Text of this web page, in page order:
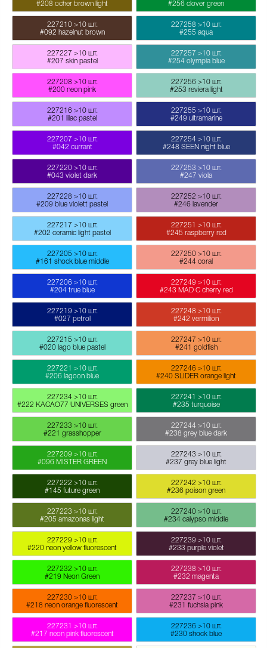
#208 ocher brown light
227210
#092 hazelnut brown
>10 шт.
227227
#207 skin pastel
>10 шт.
227208
#200 neon pink
>10 шт.
227216
#201 lilac pastel
>10 шт.
227207
#042 currant
>10 шт.
227220
#043 violet dark
>10 шт.
227228
#209 blue violett pastel
>10 шт.
227217
#202 ceramic light pastel
>10 шт.
227205
#161 shock blue middle
>10 шт.
227206
#204 true blue
>10 шт.
227219
#027 petrol
>10 шт.
227215
#020 lago blue pastel
>10 шт.
227221
#206 lagoon blue
>10 шт.
227234
#222 KACAO77 UNIVERSES green
>10 шт.
227233
#221 grasshopper
>10 шт.
227209
#096 MISTER GREEN
>10 шт.
227222
#145 future green
>10 шт.
227223
#205 amazonas light
>10 шт.
227229
#220 neon yellow fluorescent
>10 шт.
227232
#219 Neon Green
>10 шт.
227230
#218 neon orange fluorescent
>10 шт.
227231
#217 neon pink fluorescent
>10 шт.
#256 clover green
227258
#255 aqua
>10 шт.
227257
#254 olympia blue
>10 шт.
227256
#253 reviera light
>10 шт.
227255
#249 ultramarine
>10 шт.
227254
#248 SEEN night blue
>10 шт.
227253
#247 viola
>10 шт.
227252
#246 lavender
>10 шт.
227251
#245 raspberry red
>10 шт.
227250
#244 coral
>10 шт.
227249
#243 MAD C cherry red
>10 шт.
227248
#242 vermilion
>10 шт.
227247
#241 goldfish
>10 шт.
227246
#240 SLIDER orange light
>10 шт.
227241
#235 turquoise
>10 шт.
227244
#238 grey blue dark
>10 шт.
227243
#237 grey blue light
>10 шт.
227242
#236 poison green
>10 шт.
227240
#234 calypso middle
>10 шт.
227239
#233 purple violet
>10 шт.
227238
#232 magenta
>10 шт.
227237
#231 fuchsia pink
>10 шт.
227236
#230 shock blue
>10 шт.